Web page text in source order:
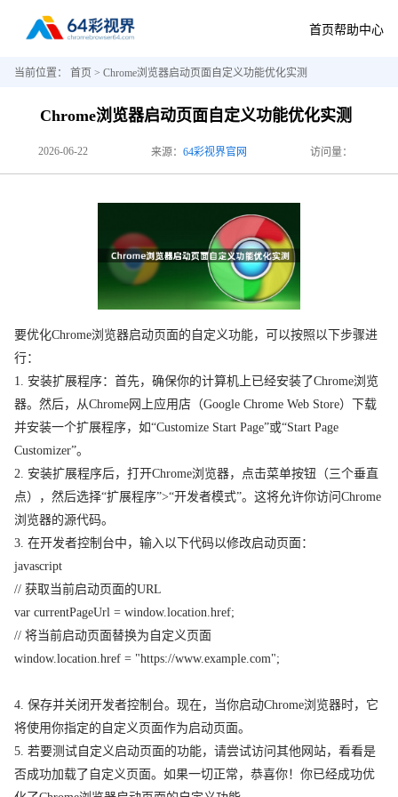
首页帮助中心
当前位置： 首页 > Chrome浏览器启动页面自定义功能优化实测
Chrome浏览器启动页面自定义功能优化实测
2026-06-22 来源： 64彩视界官网 访问量：
要优化Chrome浏览器启动页面的自定义功能，可以按照以下步骤进
行：
1. 安装扩展程序：首先，确保你的计算机上已经安装了Chrome浏览
器。然后，从Chrome网上应用店（Google Chrome Web Store）下载
并安装一个扩展程序，如“Customize Start Page”或“Start Page
Customizer”。
2. 安装扩展程序后，打开Chrome浏览器，点击菜单按钮（三个垂直
点），然后选择“扩展程序”>“开发者模式”。这将允许你访问Chrome
浏览器的源代码。
3. 在开发者控制台中，输入以下代码以修改启动页面：
javascript
// 获取当前启动页面的URL
var currentPageUrl = window.location.href;
// 将当前启动页面替换为自定义页面
window.location.href = "https://www.example.com";
4. 保存并关闭开发者控制台。现在，当你启动Chrome浏览器时，它
将使用你指定的自定义页面作为启动页面。
5. 若要测试自定义启动页面的功能，请尝试访问其他网站，看看是
否成功加载了自定义页面。如果一切正常，恭喜你！你已经成功优